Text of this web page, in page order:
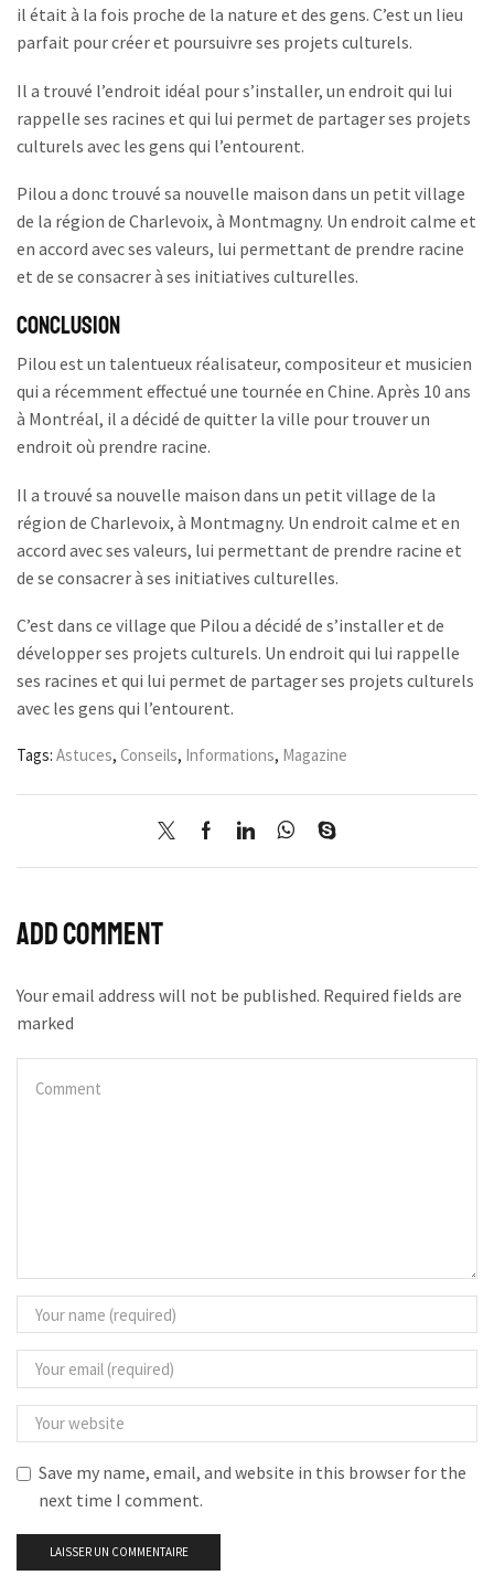
il était à la fois proche de la nature et des gens. C’est un lieu
parfait pour créer et poursuivre ses projets culturels.
Il a trouvé l’endroit idéal pour s’installer, un endroit qui lui
rappelle ses racines et qui lui permet de partager ses projets
culturels avec les gens qui l’entourent.
Pilou a donc trouvé sa nouvelle maison dans un petit village
de la région de Charlevoix, à Montmagny. Un endroit calme et
en accord avec ses valeurs, lui permettant de prendre racine
et de se consacrer à ses initiatives culturelles.
Conclusion
Pilou est un talentueux réalisateur, compositeur et musicien
qui a récemment effectué une tournée en Chine. Après 10 ans
à Montréal, il a décidé de quitter la ville pour trouver un
endroit où prendre racine.
Il a trouvé sa nouvelle maison dans un petit village de la
région de Charlevoix, à Montmagny. Un endroit calme et en
accord avec ses valeurs, lui permettant de prendre racine et
de se consacrer à ses initiatives culturelles.
C’est dans ce village que Pilou a décidé de s’installer et de
développer ses projets culturels. Un endroit qui lui rappelle
ses racines et qui lui permet de partager ses projets culturels
avec les gens qui l’entourent.
Tags: Astuces, Conseils, Informations, Magazine
Add comment
Your email address will not be published. Required fields are
marked
Save my name, email, and website in this browser for the
next time I comment.